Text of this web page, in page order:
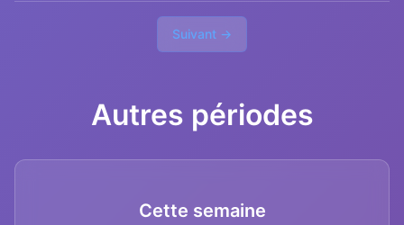
Suivant →
Autres périodes
Cette semaine